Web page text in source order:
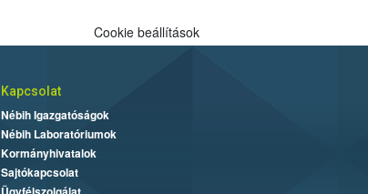
Cookie beállítások
Kapcsolat
Nébih Igazgatóságok
Nébih Laboratóriumok
Kormányhivatalok
Sajtókapcsolat